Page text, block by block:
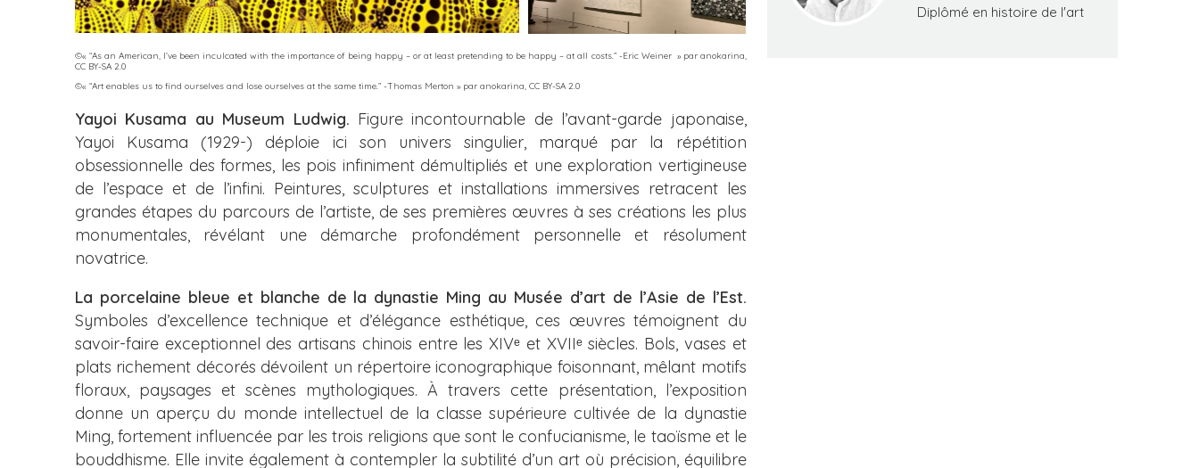
©«“As an American, I’ve been inculcated with the importance of being happy – or at least pretending to be happy – at all costs.” -Eric Weiner » par anokarina,
CC BY-SA 2.0
©« “Art enables us to find ourselves and lose ourselves at the same time.” -Thomas Merton » par anokarina, CC BY-SA 2.0
Yayoi Kusama au Museum Ludwig. Figure incontournable de l’avant-garde japonaise,
Yayoi Kusama (1929-) déploie ici son univers singulier, marqué par la répétition
obsessionnelle des formes, les pois infiniment démultipliés et une exploration vertigineuse
de l’espace et de l’infini. Peintures, sculptures et installations immersives retracent les
grandes étapes du parcours de l’artiste, de ses premières œuvres à ses créations les plus
monumentales, révélant une démarche profondément personnelle et résolument
novatrice.
La porcelaine bleue et blanche de la dynastie Ming au Musée d’art de l’Asie de l’Est.
Symboles d’excellence technique et d’élégance esthétique, ces œuvres témoignent du
savoir-faire exceptionnel des artisans chinois entre les XIVᵉ et XVIIᵉ siècles. Bols, vases et
plats richement décorés dévoilent un répertoire iconographique foisonnant, mêlant motifs
floraux, paysages et scènes mythologiques. À travers cette présentation, l’exposition
donne un aperçu du monde intellectuel de la classe supérieure cultivée de la dynastie
Ming, fortement influencée par les trois religions que sont le confucianisme, le taoïsme et le
bouddhisme. Elle invite également à contempler la subtilité d’un art où précision, équilibre
Diplômé en histoire de l'art